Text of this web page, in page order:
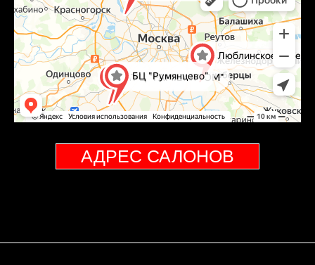
АДРЕС САЛОНОВ